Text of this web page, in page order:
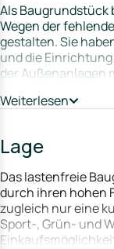
malerische Natur
Als Baugrundstück
Wegen der
gestalten. Sie
und die
der Außenanlagen
sonnige Terrasse
einzigartige
Weiterlesen
Lage
Das lastenfreie
durch ihren hohen
zugleich nur eine
Sport-, Grün- und